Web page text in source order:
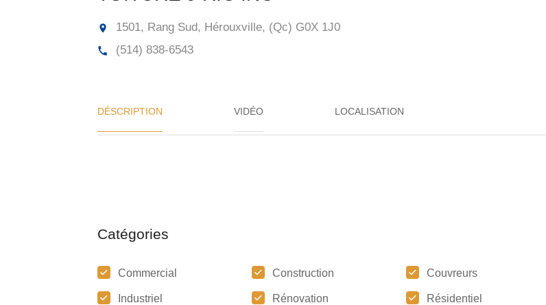
1501, Rang Sud, Hérouxville, (Qc) G0X 1J0
(514) 838-6543
DÉSCRIPTION VIDÉO
Catégories
Commercial Construction Couvreurs
Industriel Rénovation Résidentiel